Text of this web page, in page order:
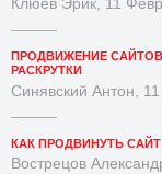
ПРОДВИЖЕНИЕ
РАСКРУТКИ
Синявский Антон,
КАК ПРОДВИНУТЬ
Вострецов